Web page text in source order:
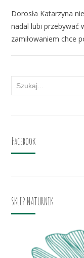
Dorosła Katarzyna
nadal lubi przebywać
zamiłowaniem chce
Facebook
SKLEP NATURNIK